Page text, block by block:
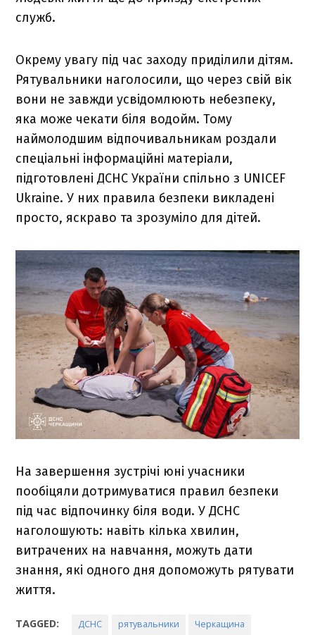
служб.
Окрему увагу під час заходу приділили дітям.
Рятувальники наголосили, що через свій вік
вони не завжди усвідомлюють небезпеку,
яка може чекати біля водойм. Тому
наймолодшим відпочивальникам роздали
спеціальні інформаційні матеріали,
підготовлені ДСНС України спільно з UNICEF
Ukraine. У них правила безпеки викладені
просто, яскраво та зрозуміло для дітей.
На завершення зустрічі юні учасники
пообіцяли дотримуватися правил безпеки
під час відпочинку біля води. У ДСНС
наголошують: навіть кілька хвилин,
витрачених на навчання, можуть дати
знання, які одного дня допоможуть рятувати
життя.
TAGGED: ДСНС рятувальники Черкащина